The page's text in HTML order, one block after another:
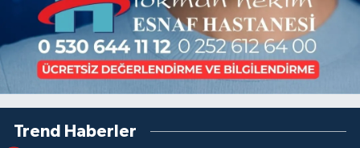
Trend Haberler